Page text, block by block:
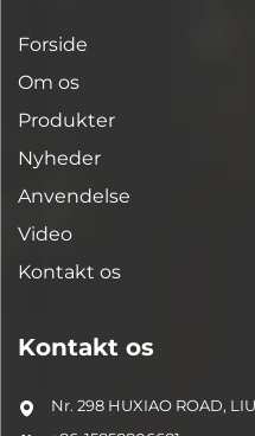
Forside
Om os
Produkter
Nyheder
Anvendelse
Video
Kontakt os
Kontakt os
Nr. 298 HUXIAO ROAD,